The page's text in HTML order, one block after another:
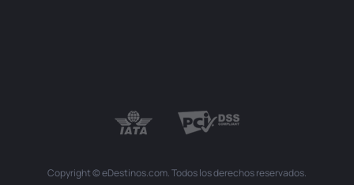
Copyright © eDestinos.com. Todos los derechos reservados.